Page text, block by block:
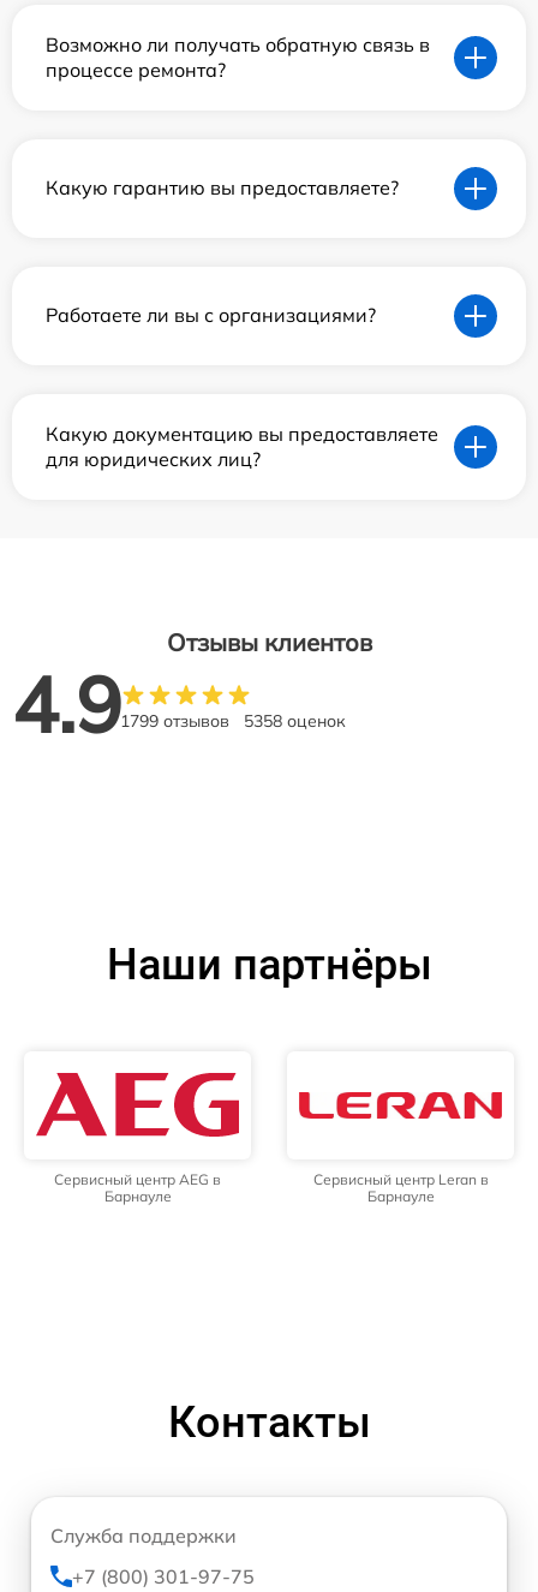
Возможно ли получать обратную связь в
процессе ремонта?
Какую гарантию вы предоставляете?
Работаете ли вы с организациями?
Какую документацию вы предоставляете
для юридических лиц?
Отзывы клиентов
4.91799 отзывов 5358 оценок
Наши партнёры
Сервисный центр AEG в
Барнауле
Сервисный центр Leran в
Барнауле
Контакты
Служба поддержки
+7 (800) 301-97-75